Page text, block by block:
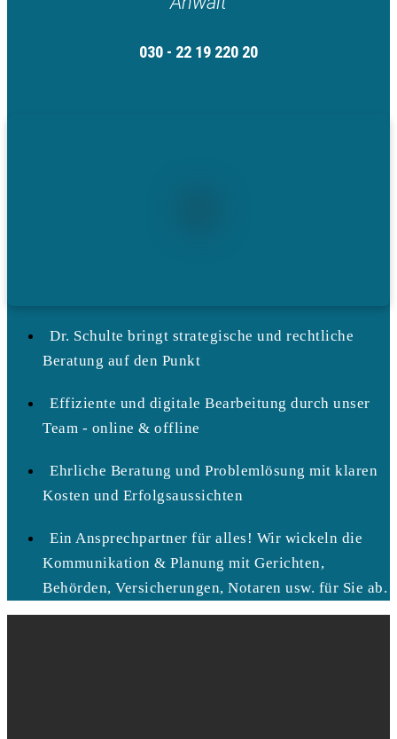
030 - 22 19 220 20
Dr. Schulte bringt strategische und rechtliche
Beratung auf den Punkt
Effiziente und digitale Bearbeitung durch unser
Team - online & offline
Ehrliche Beratung und Problemlösung mit klaren
Kosten und Erfolgsaussichten
Ein Ansprechpartner für alles! Wir wickeln die
Kommunikation & Planung mit Gerichten,
Behörden, Versicherungen, Notaren usw. für Sie ab.